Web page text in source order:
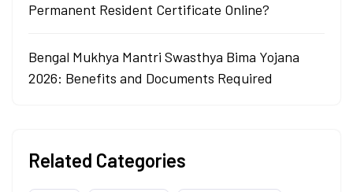
Permanent Resident Certificate Online?
Bengal Mukhya Mantri Swasthya Bima Yojana
2026: Benefits and Documents Required
Related Categories